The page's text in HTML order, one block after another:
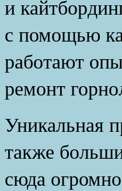
и
с помощью
работают
ремонт
Уникальная
также
сюда